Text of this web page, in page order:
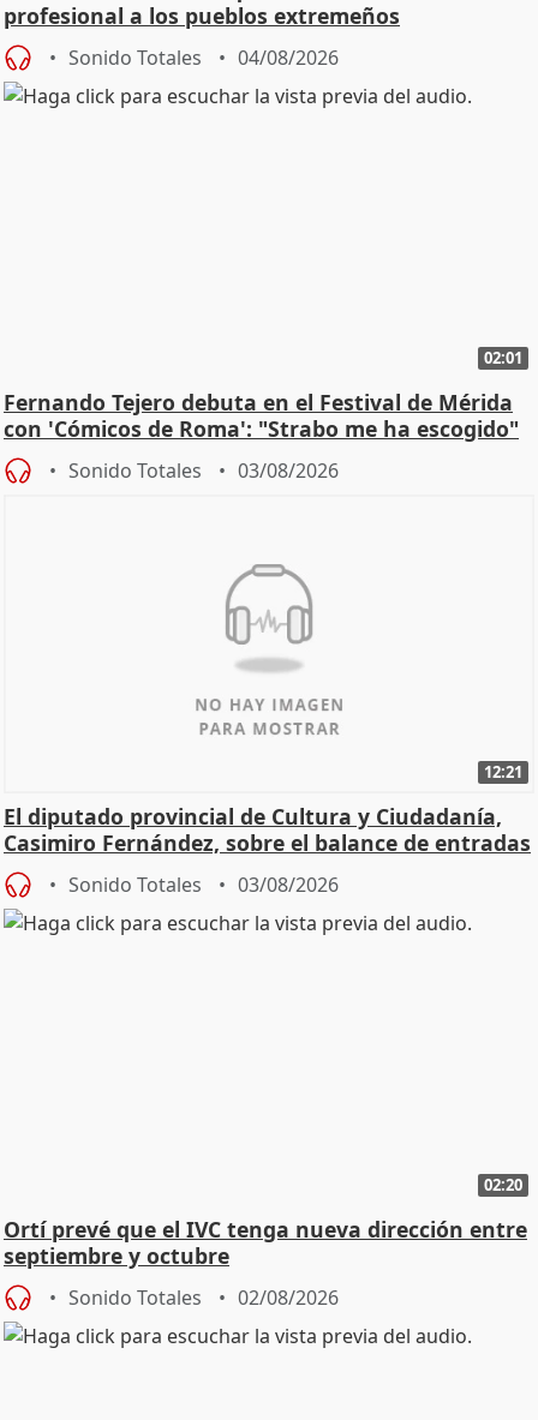
profesional a los pueblos extremeños
Sonido Totales 04/08/2026
02:01
Fernando Tejero debuta en el Festival de Mérida
con 'Cómicos de Roma': "Strabo me ha escogido"
Sonido Totales 03/08/2026
12:21
El diputado provincial de Cultura y Ciudadanía,
Casimiro Fernández, sobre el balance de entradas
Sonido Totales 03/08/2026
02:20
Ortí prevé que el IVC tenga nueva dirección entre
septiembre y octubre
Sonido Totales 02/08/2026